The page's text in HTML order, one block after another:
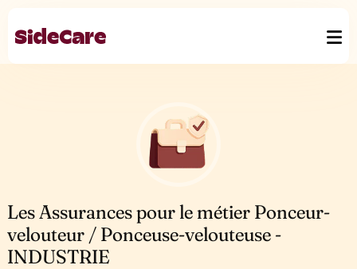
Les Assurances pour le métier Ponceur-
velouteur / Ponceuse-velouteuse -
INDUSTRIE